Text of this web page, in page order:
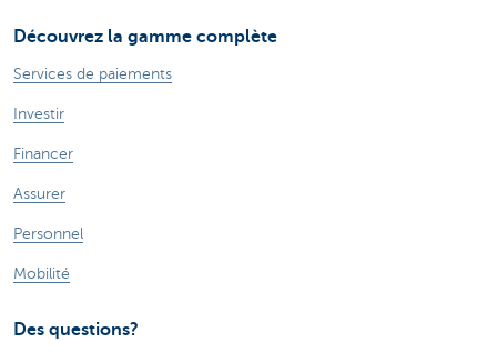
Découvrez la gamme complète
Services de paiements
Investir
Financer
Assurer
Personnel
Mobilité
Des questions?